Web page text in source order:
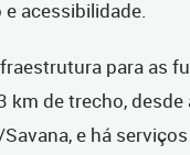
acessibilidade.
para as
km de trecho,
e há